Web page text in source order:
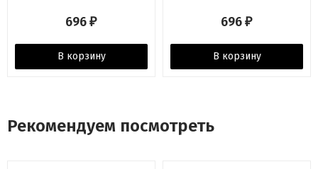
696 ₽
В корзину
696 ₽
В корзину
Рекомендуем посмотреть